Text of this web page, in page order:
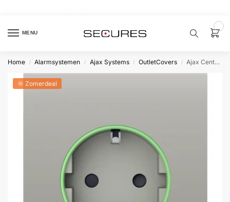
MENU
product…
samenstellen
Home / Alarmsystemen / Ajax Systems / OutletCovers / Ajax CenterCover type F Oestergrijs
🌞 Zomerdeal